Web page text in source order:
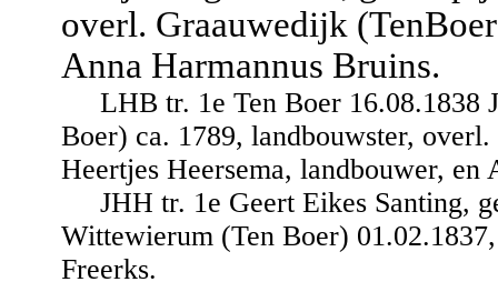
overl. Graauwedijk
Anna Harmannus Bruins.
LHB tr. 1e Ten Boer 16.08.1838
Boer) ca. 1789, landbouwster,
Heertjes Heersema, landbouwer,
JHH tr. 1e Geert Eikes Santing,
Wittewierum (Ten Boer)
Freerks.